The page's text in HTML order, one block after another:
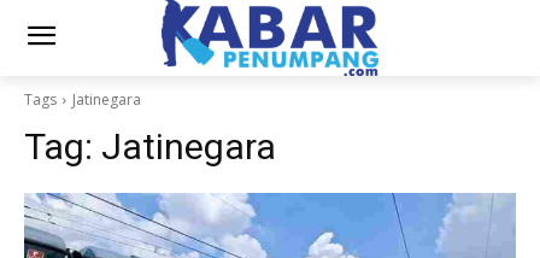
Tags Jatinegara
Tag: Jatinegara